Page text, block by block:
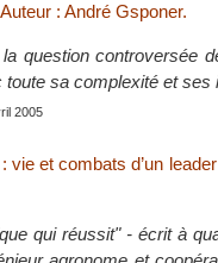
: André Gsponer.
question controversée
sa complexité et ses
2005
: vie et combats d’un
qui réussit" - écrit à